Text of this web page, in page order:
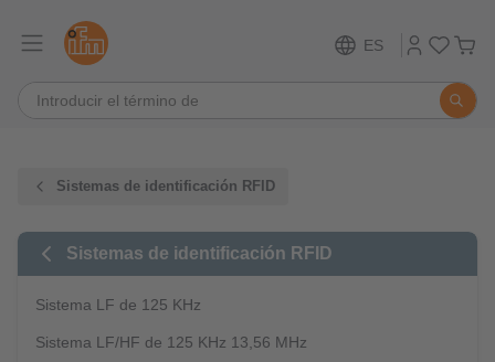
ES
Sistemas de identificación RFID
Sistemas de identificación RFID
Sistema LF de 125 KHz
Sistema LF/HF de 125 KHz 13,56 MHz